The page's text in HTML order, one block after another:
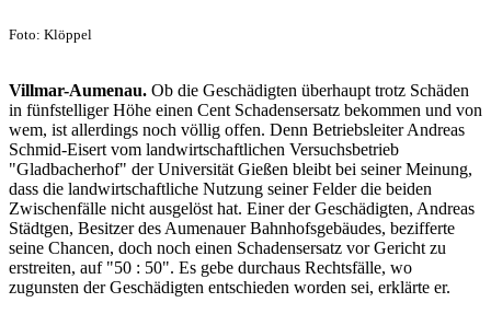
Foto: Klöppel
Villmar-Aumenau. Ob die Geschädigten überhaupt trotz Schäden
in fünfstelliger Höhe einen Cent Schadensersatz bekommen und von
wem, ist allerdings noch völlig offen. Denn Betriebsleiter Andreas
Schmid-Eisert vom landwirtschaftlichen Versuchsbetrieb
"Gladbacherhof" der Universität Gießen bleibt bei seiner Meinung,
dass die landwirtschaftliche Nutzung seiner Felder die beiden
Zwischenfälle nicht ausgelöst hat. Einer der Geschädigten, Andreas
Städtgen, Besitzer des Aumenauer Bahnhofsgebäudes, bezifferte
seine Chancen, doch noch einen Schadensersatz vor Gericht zu
erstreiten, auf "50 : 50". Es gebe durchaus Rechtsfälle, wo
zugunsten der Geschädigten entschieden worden sei, erklärte er.